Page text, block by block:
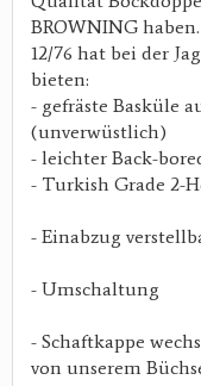
BROWNING
12/76 hat bei der
bieten:
- gefräste Basküle
(unverwüstlich)
- leichter Back-
- Turkish Grade 2-
- Einabzug
- Umschaltung
- Schaftkappe
von unserem